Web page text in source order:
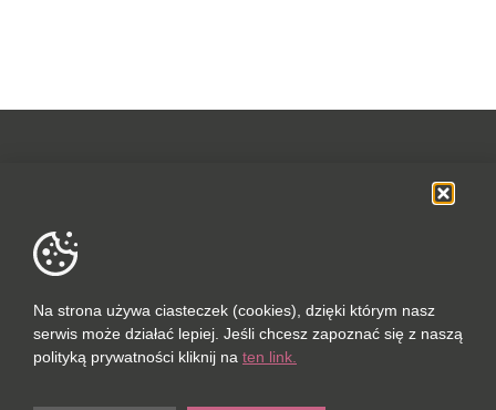
POLUBIONYCH (0 / 10)
SOCIAL MEDIA
DANE FIRMOWE
© 2023
Na strona używa ciasteczek (cookies), dzięki którym nasz
serwis może działać lepiej. Jeśli chcesz zapoznać się z naszą
polityką prywatności kliknij na ten link.